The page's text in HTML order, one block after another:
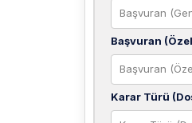
Başvuran
Başvuran
Başvuran
Karar Türü